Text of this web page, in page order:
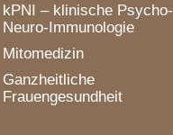
kPNI – klinische Psycho-
Neuro-Immunologie
Mitomedizin
Ganzheitliche
Frauengesundheit